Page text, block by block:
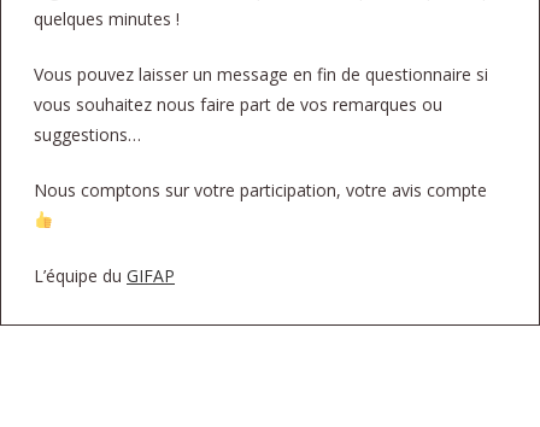
quelques minutes !
Vous pouvez laisser un message en fin de questionnaire si
vous souhaitez nous faire part de vos remarques ou
suggestions…
Nous comptons sur votre participation, votre avis compte
L’équipe du GIFAP